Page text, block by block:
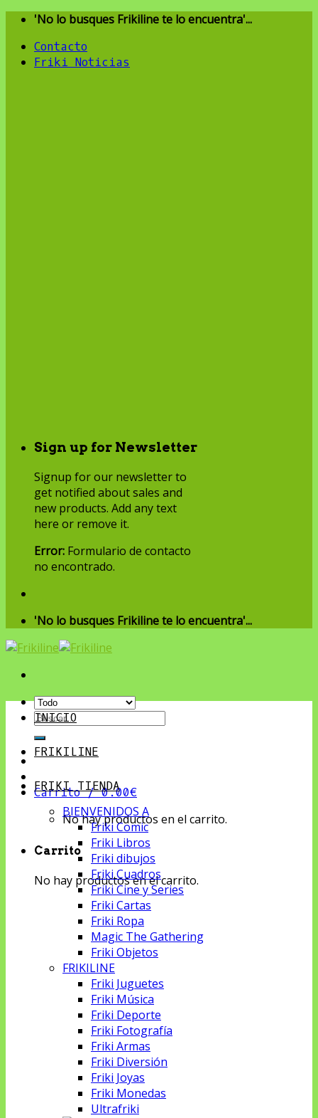
Skip
content
'No lo busques Frikiline te lo encuentra'...
Contacto
Friki Noticias
Sign up for Newsletter
Signup for our newsletter to
get notified about sales and
new products. Add any text
here or remove it.
Error: Formulario de contacto
no encontrado.
'No lo busques Frikiline te lo encuentra'...
Buscar
por:
Carrito /0.00€
No hay productos en el carrito.
Carrito
No hay productos en el carrito.
INICIO
FRIKILINE
FRIKI TIENDA
BIENVENIDOS A
Friki Comic
Friki Libros
Friki dibujos
Friki Cuadros
Friki Cine y Series
Friki Cartas
Friki Ropa
Magic The Gathering
Friki Objetos
FRIKILINE
Friki Juguetes
Friki Música
Friki Deporte
Friki Fotografía
Friki Armas
Friki Diversión
Friki Joyas
Friki Monedas
Ultrafriki